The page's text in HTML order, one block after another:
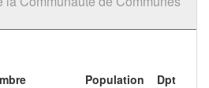
Population
Dpt